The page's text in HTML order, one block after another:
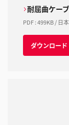
耐屈曲ケー
PDF:499KB/ 日
ダウンロード